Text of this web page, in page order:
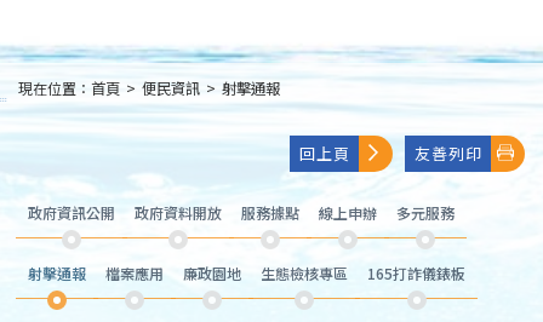
:::
現在位置： 首頁 > 便民資訊 > 射擊通報
回上頁 友善列印
政府資訊公開 政府資料開放 服務據點 線上申辦 多元服務
射擊通報 檔案應用 廉政園地 生態檢核專區 165打詐儀錶板